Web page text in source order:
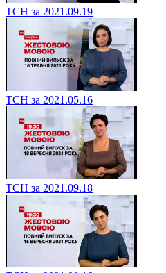
ТСН за 2021.09.19
ТСН за 2021.05.16
ТСН за 2021.09.18